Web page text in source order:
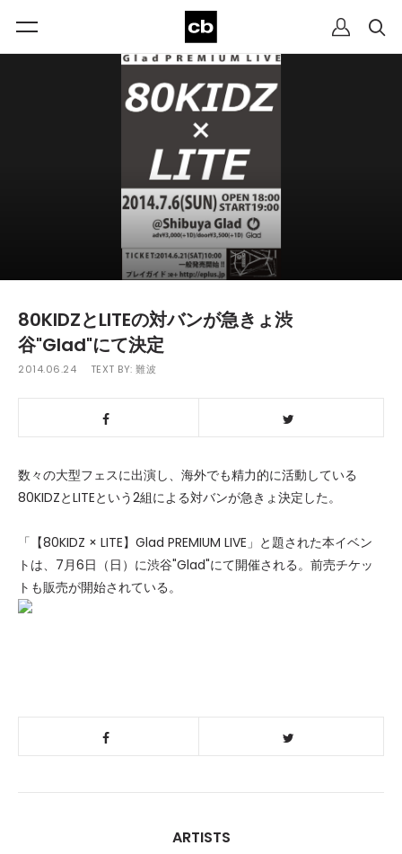
80KIDZとLITEの対バンが急きょ渋
谷"Glad"にて決定
2014.06.24 TEXT BY:難波
数々の大型フェスに出演し、海外でも精力的に活動している
80KIDZとLITEという2組による対バンが急きょ決定した。
「【80KIDZ × LITE】Glad PREMIUM LIVE」と題された本イベン
トは、7月6日（日）に渋谷"Glad"にて開催される。前売チケッ
トも販売が開始されている。
ARTISTS